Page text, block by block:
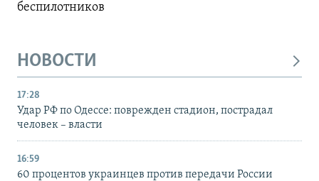
беспилотников
НОВОСТИ
17:28
Удар РФ по Одессе: поврежден стадион, пострадал
человек – власти
16:59
60 процентов украинцев против передачи России